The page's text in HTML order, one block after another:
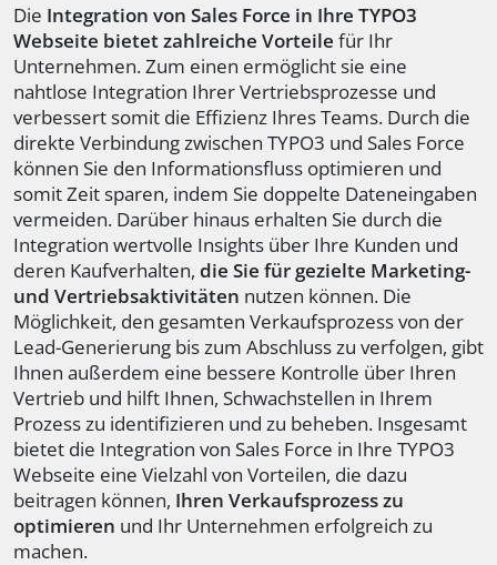
Die Integration von Sales Force in Ihre TYPO3
Webseite bietet zahlreiche Vorteile für Ihr
Unternehmen. Zum einen ermöglicht sie eine
nahtlose Integration Ihrer Vertriebsprozesse und
verbessert somit die Effizienz Ihres Teams. Durch die
direkte Verbindung zwischen TYPO3 und Sales Force
können Sie den Informationsfluss optimieren und
somit Zeit sparen, indem Sie doppelte Dateneingaben
vermeiden. Darüber hinaus erhalten Sie durch die
Integration wertvolle Insights über Ihre Kunden und
deren Kaufverhalten, die Sie für gezielte Marketing-
und Vertriebsaktivitäten nutzen können. Die
Möglichkeit, den gesamten Verkaufsprozess von der
Lead-Generierung bis zum Abschluss zu verfolgen, gibt
Ihnen außerdem eine bessere Kontrolle über Ihren
Vertrieb und hilft Ihnen, Schwachstellen in Ihrem
Prozess zu identifizieren und zu beheben. Insgesamt
bietet die Integration von Sales Force in Ihre TYPO3
Webseite eine Vielzahl von Vorteilen, die dazu
beitragen können, Ihren Verkaufsprozess zu
optimieren und Ihr Unternehmen erfolgreich zu
machen.